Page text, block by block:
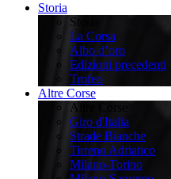
Storia
Storia
La Corsa
Albo d’oro
Edizioni precedenti
Trofeo
Altre Corse
Altre Corse
Giro d'Italia
Strade Bianche
Tirreno Adriatico
Milano-Torino